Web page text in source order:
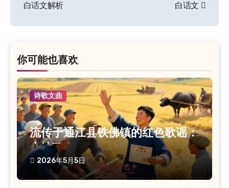
章
导
白话文解析
白话文
你可能也喜欢
诗歌文曲
流传于通江县铁佛镇的红色歌谣：
土地歌
2026年5月5日